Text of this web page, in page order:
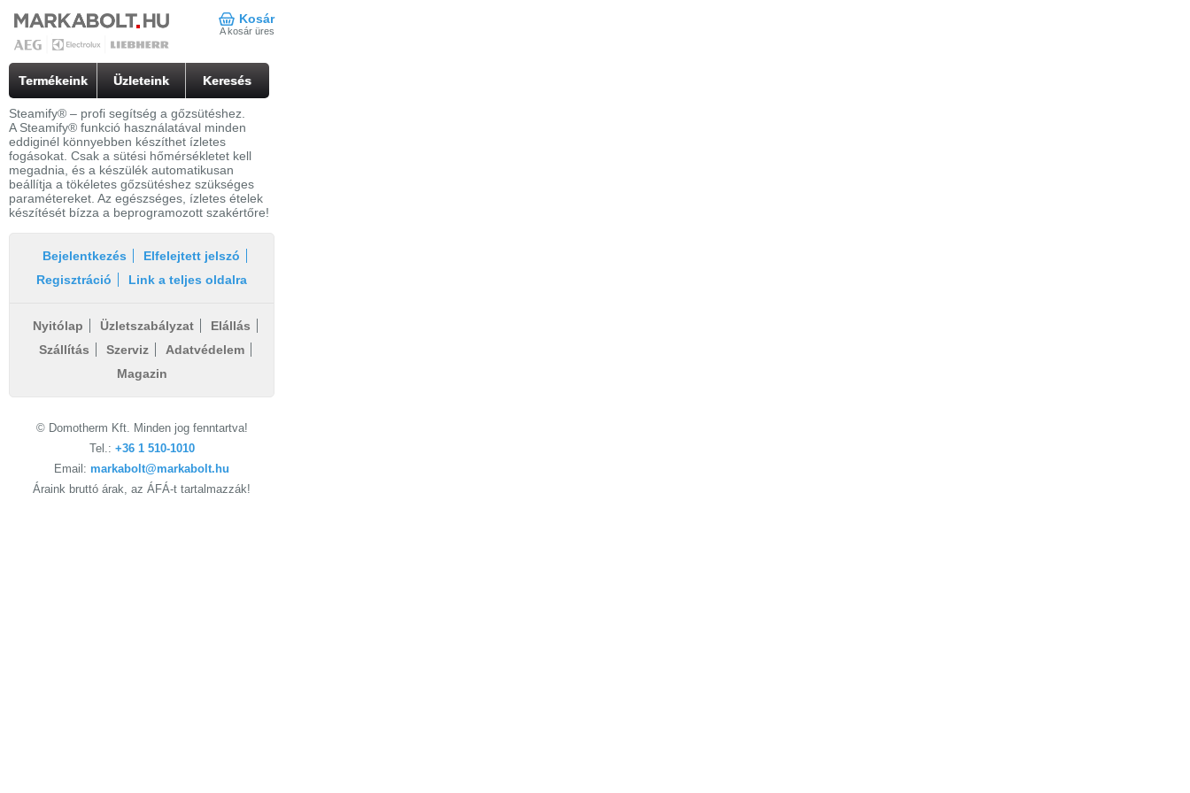
Kosár
A kosár üres
Termékeink Üzleteink Keresés
Steamify® – profi segítség a gőzsütéshez.
A Steamify® funkció használatával minden
eddiginél könnyebben készíthet ízletes
fogásokat. Csak a sütési hőmérsékletet kell
megadnia, és a készülék automatikusan
beállítja a tökéletes gőzsütéshez szükséges
paramétereket. Az egészséges, ízletes ételek
készítését bízza a beprogramozott szakértőre!
Bejelentkezés
Elfelejtett jelszó
Regisztráció
Link a teljes oldalra
Nyitólap Üzletszabályzat
Elállás
Szállítás
Szerviz
Adatvédelem
Magazin
© Domotherm Kft. Minden jog fenntartva!
Tel.: +36 1 510-1010
Email: markabolt@markabolt.hu
Áraink bruttó árak, az ÁFÁ-t tartalmazzák!